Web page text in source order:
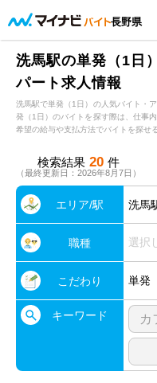
長野県
洗馬駅の単発（1日
パート求人情報
洗馬駅で単発（1日）の人気バイト・
発（1日）のバイトを探す際は、仕事
希望の給与や支払方法でバイトを探せ
検索結果 20 件
（最終更新日：2026年8月7日）
エリア/駅 洗馬
職種 選択
こだわり 単発
キーワード